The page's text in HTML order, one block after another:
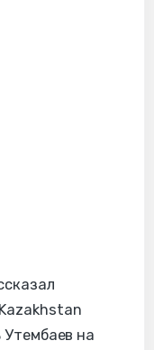
Утембаев на